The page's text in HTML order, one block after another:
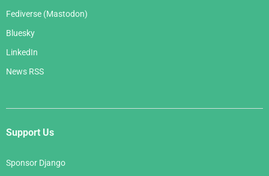
Fediverse (Mastodon)
Bluesky
LinkedIn
News RSS
Support Us
Sponsor Django